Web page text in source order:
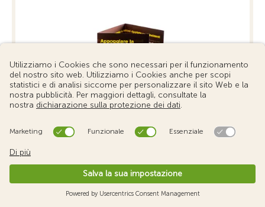
Appoggiare la testa - Opuscolo
Solo download. Consigli sulla posizione da tenere e